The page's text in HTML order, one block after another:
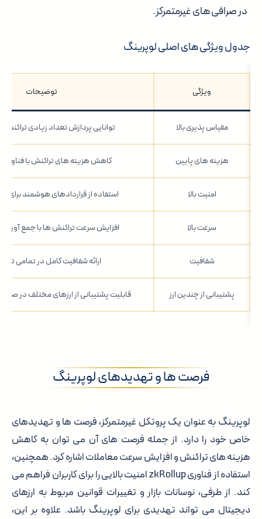
در صرافی های غیرمتمرکز.
جدول ویژگی های اصلی لوپرینگ
ویژگی توضیحات
مقیاس پذیری بالا توانایی پردازش تعداد زیادی
هزینه های پایین کاهش هزینه های تراکنش با فناوری zkRollup
امنیت بالا استفاده از قراردادهای هوشمند برای
سرعت بالا افزایش سرعت تراکنش ها با جمع آوری
شفافیت ارائه شفافیت کامل در تمامی
پشتیبانی از چندین ارز قابلیت پشتیبانی از ارزهای مختلف در
فرصت ها و تهدیدهای لوپرینگ
لوپرینگ به عنوان یک پروتکل غیرمتمرکز، فرصت ها و تهدیدهای
خاص خود را دارد. از جمله فرصت های آن می توان به کاهش
هزینه های تراکنش و افزایش سرعت معاملات اشاره کرد. همچنین،
استفاده از فناوری zkRollup امنیت بالایی را برای کاربران فراهم می
کند. از طرفی، نوسانات بازار و تغییرات قوانین مربوط به ارزهای
دیجیتال می تواند تهدیدی برای لوپرینگ باشد. علاوه بر این،